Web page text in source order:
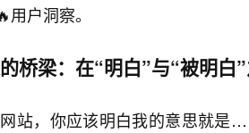
用户洞察。
桥梁：在“明白”与“被明白
站，你应该明白我的意思就是